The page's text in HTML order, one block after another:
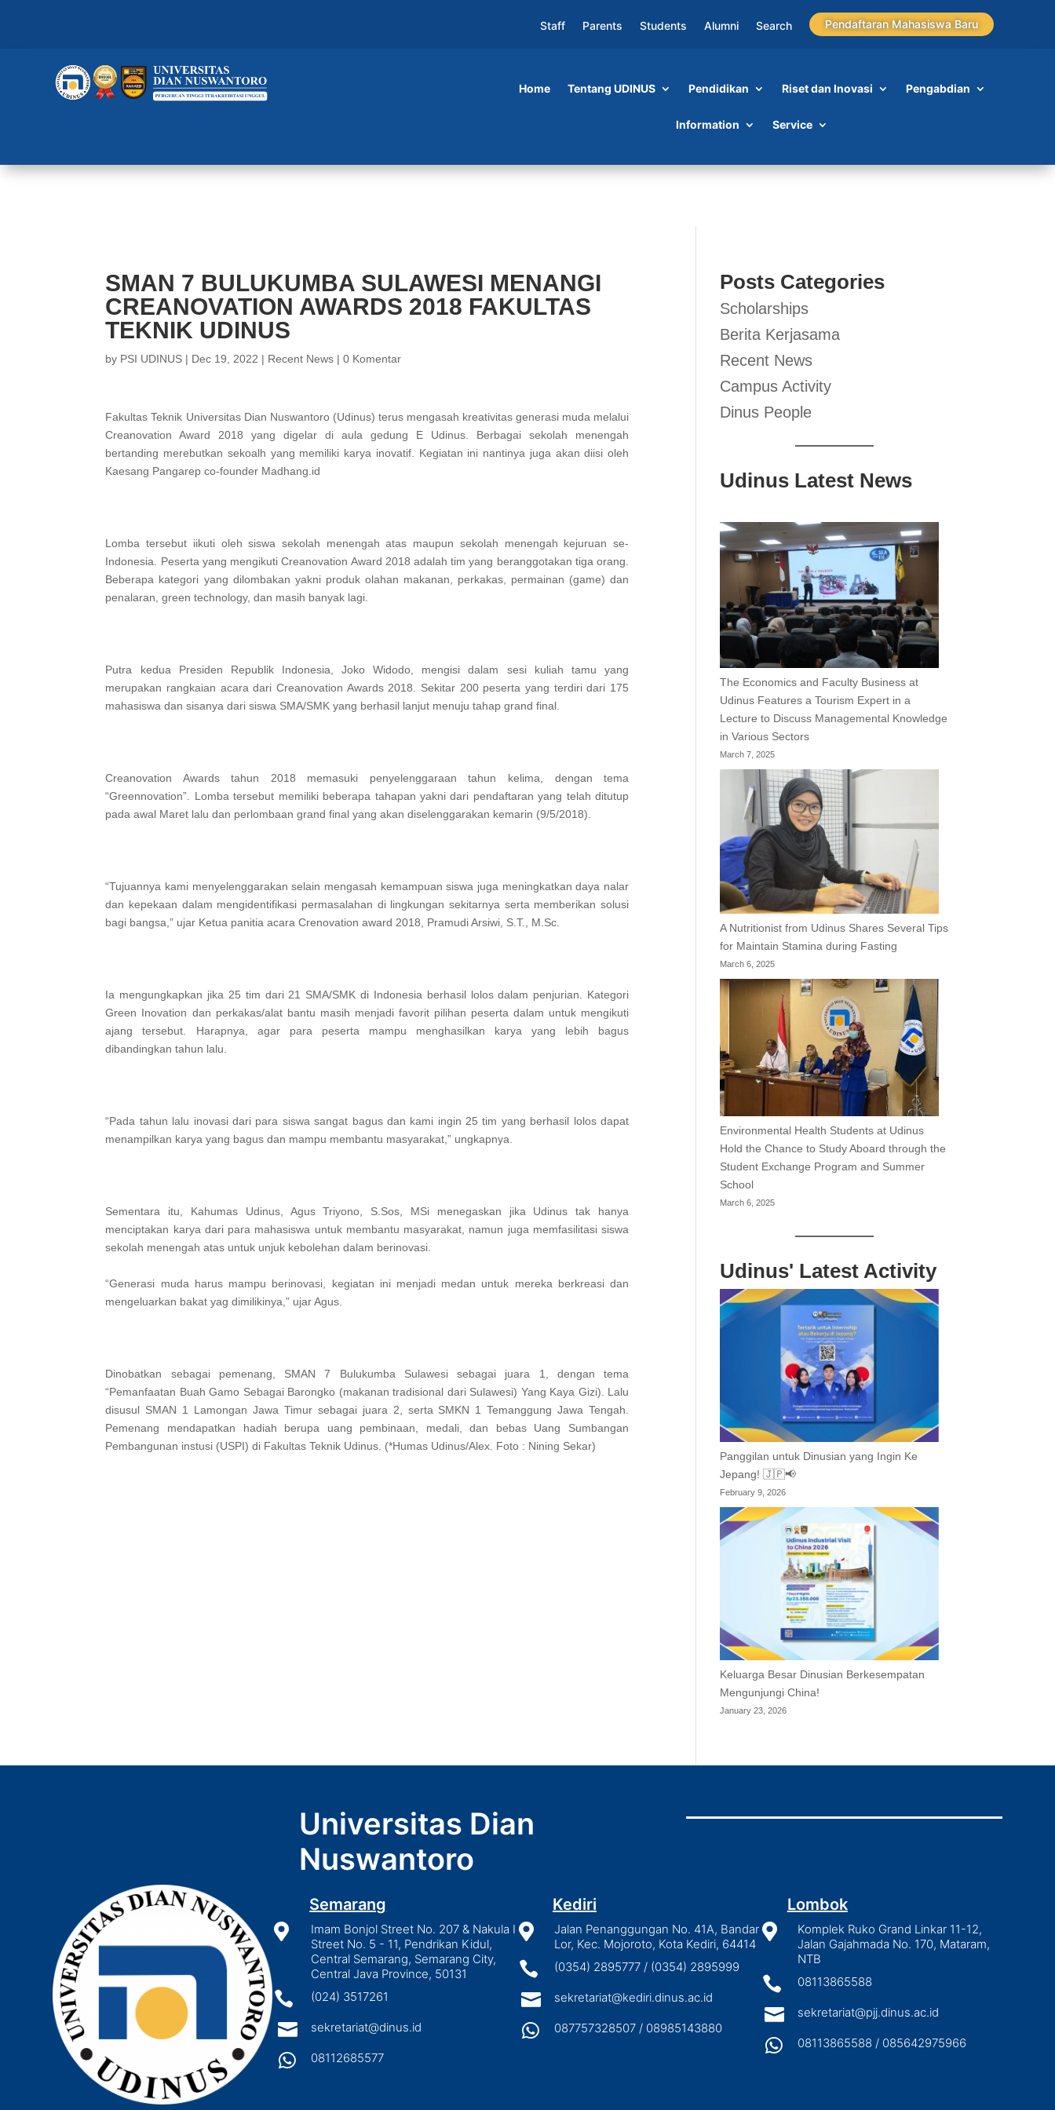
Staff Parents Students Alumni Search Pendaftaran Mahasiswa Baru
Home Tentang UDINUS Pendidikan Riset dan Inovasi Pengabdian
Information Service
SMAN 7 BULUKUMBA SULAWESI MENANGI
CREANOVATION AWARDS 2018 FAKULTAS
TEKNIK UDINUS
by PSI UDINUS | Dec 19, 2022 | Recent News |0 Komentar
Fakultas Teknik Universitas Dian Nuswantoro (Udinus) terus mengasah kreativitas generasi muda melalui
Creanovation Award 2018 yang digelar di aula gedung E Udinus. Berbagai sekolah menengah
bertanding merebutkan sekoalh yang memiliki karya inovatif. Kegiatan ini nantinya juga akan diisi oleh
Kaesang Pangarep co-founder Madhang.id
Lomba tersebut iikuti oleh siswa sekolah menengah atas maupun sekolah menengah kejuruan se-
Indonesia. Peserta yang mengikuti Creanovation Award 2018 adalah tim yang beranggotakan tiga orang.
Beberapa kategori yang dilombakan yakni produk olahan makanan, perkakas, permainan (game) dan
penalaran, green technology, dan masih banyak lagi.
Putra kedua Presiden Republik Indonesia, Joko Widodo, mengisi dalam sesi kuliah tamu yang
merupakan rangkaian acara dari Creanovation Awards 2018. Sekitar 200 peserta yang terdiri dari 175
mahasiswa dan sisanya dari siswa SMA/SMK yang berhasil lanjut menuju tahap grand final.
Creanovation Awards tahun 2018 memasuki penyelenggaraan tahun kelima, dengan tema
“Greennovation”. Lomba tersebut memiliki beberapa tahapan yakni dari pendaftaran yang telah ditutup
pada awal Maret lalu dan perlombaan grand final yang akan diselenggarakan kemarin (9/5/2018).
“Tujuannya kami menyelenggarakan selain mengasah kemampuan siswa juga meningkatkan daya nalar
dan kepekaan dalam mengidentifikasi permasalahan di lingkungan sekitarnya serta memberikan solusi
bagi bangsa,” ujar Ketua panitia acara Crenovation award 2018, Pramudi Arsiwi, S.T., M.Sc.
Ia mengungkapkan jika 25 tim dari 21 SMA/SMK di Indonesia berhasil lolos dalam penjurian. Kategori
Green Inovation dan perkakas/alat bantu masih menjadi favorit pilihan peserta dalam untuk mengikuti
ajang tersebut. Harapnya, agar para peserta mampu menghasilkan karya yang lebih bagus
dibandingkan tahun lalu.
“Pada tahun lalu inovasi dari para siswa sangat bagus dan kami ingin 25 tim yang berhasil lolos dapat
menampilkan karya yang bagus dan mampu membantu masyarakat,” ungkapnya.
Sementara itu, Kahumas Udinus, Agus Triyono, S.Sos, MSi menegaskan jika Udinus tak hanya
menciptakan karya dari para mahasiswa untuk membantu masyarakat, namun juga memfasilitasi siswa
sekolah menengah atas untuk unjuk kebolehan dalam berinovasi.
“Generasi muda harus mampu berinovasi, kegiatan ini menjadi medan untuk mereka berkreasi dan
mengeluarkan bakat yag dimilikinya,” ujar Agus.
Dinobatkan sebagai pemenang, SMAN 7 Bulukumba Sulawesi sebagai juara 1, dengan tema
“Pemanfaatan Buah Gamo Sebagai Barongko (makanan tradisional dari Sulawesi) Yang Kaya Gizi). Lalu
disusul SMAN 1 Lamongan Jawa Timur sebagai juara 2, serta SMKN 1 Temanggung Jawa Tengah.
Pemenang mendapatkan hadiah berupa uang pembinaan, medali, dan bebas Uang Sumbangan
Pembangunan instusi (USPI) di Fakultas Teknik Udinus. (*Humas Udinus/Alex. Foto : Nining Sekar)
Posts Categories
Scholarships
Berita Kerjasama
Recent News
Campus Activity
Dinus People
Udinus Latest News
The Economics and Faculty Business at
Udinus Features a Tourism Expert in a
Lecture to Discuss Managemental Knowledge
in Various Sectors
March 7, 2025
A Nutritionist from Udinus Shares Several Tips
for Maintain Stamina during Fasting
March 6, 2025
Environmental Health Students at Udinus
Hold the Chance to Study Aboard through the
Student Exchange Program and Summer
School
March 6, 2025
Udinus' Latest Activity
Panggilan untuk Dinusian yang Ingin Ke
Jepang! 🇯🇵📢
February 9, 2026
Keluarga Besar Dinusian Berkesempatan
Mengunjungi China!
January 23, 2026
Universitas Dian
Nuswantoro
Semarang

Imam Bonjol Street No. 207 & Nakula I
Street No. 5 - 11, Pendrikan Kidul,
Central Semarang, Semarang City,
Central Java Province, 50131
 (024) 3517261
 sekretariat@dinus.id
 08112685577
Kediri

Jalan Penanggungan No. 41A, Bandar
Lor, Kec. Mojoroto, Kota Kediri, 64414
 (0354) 2895777 / (0354) 2895999
 sekretariat@kediri.dinus.ac.id
 087757328507 / 08985143880
Lombok

Komplek Ruko Grand Linkar 11-12,
Jalan Gajahmada No. 170, Mataram,
NTB
 08113865588
 sekretariat@pjj.dinus.ac.id
 08113865588 / 085642975966